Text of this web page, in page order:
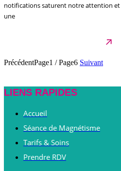
notifications saturent notre attention
une
PrécédentPage1 / Page6 Suivant
LIENS RAPIDES
Accueil
Séance de Magnétisme
Tarifs & Soins
Prendre RDV